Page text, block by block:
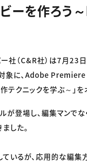
ビーを作ろう
社（C&R社）は7月23
象に、Adobe Premiere
クニックを学ぶ～」を
登場し、編集マンで
した。
ているが、応用的な編集